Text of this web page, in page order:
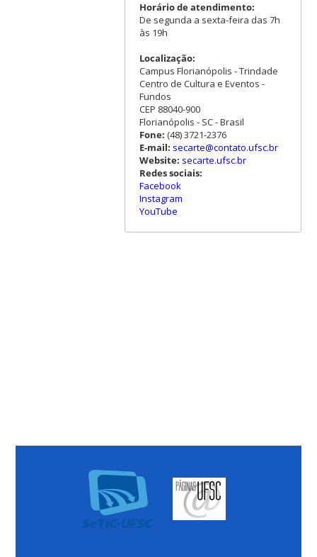
Horário de atendimento:
De segunda a sexta-feira das 7h
às 19h
Localização:
Campus Florianópolis - Trindade
Centro de Cultura e Eventos -
Fundos
CEP 88040-900
Florianópolis - SC - Brasil
Fone: (48) 3721-2376
E-mail: secarte@contato.ufsc.br
Website: secarte.ufsc.br
Redes sociais:
Facebook
Instagram
YouTube